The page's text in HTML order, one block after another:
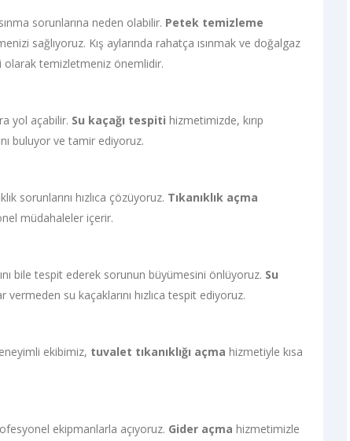
sorunlarına neden olabilir. Petek temizleme
sağlıyoruz. Kış aylarında rahatça ısınmak ve doğalgaz
olarak temizletmeniz önemlidir.
yol açabilir. Su kaçağı tespiti hizmetimizde, kırıp
buluyor ve tamir ediyoruz.
sorunlarını hızlıca çözüyoruz. Tıkanıklık açma
müdahaleler içerir.
bile tespit ederek sorunun büyümesini önlüyoruz. Su
vermeden su kaçaklarını hızlıca tespit ediyoruz.
ekibimiz, tuvalet tıkanıklığı açma hizmetiyle kısa
ekipmanlarla açıyoruz. Gider açma hizmetimizle